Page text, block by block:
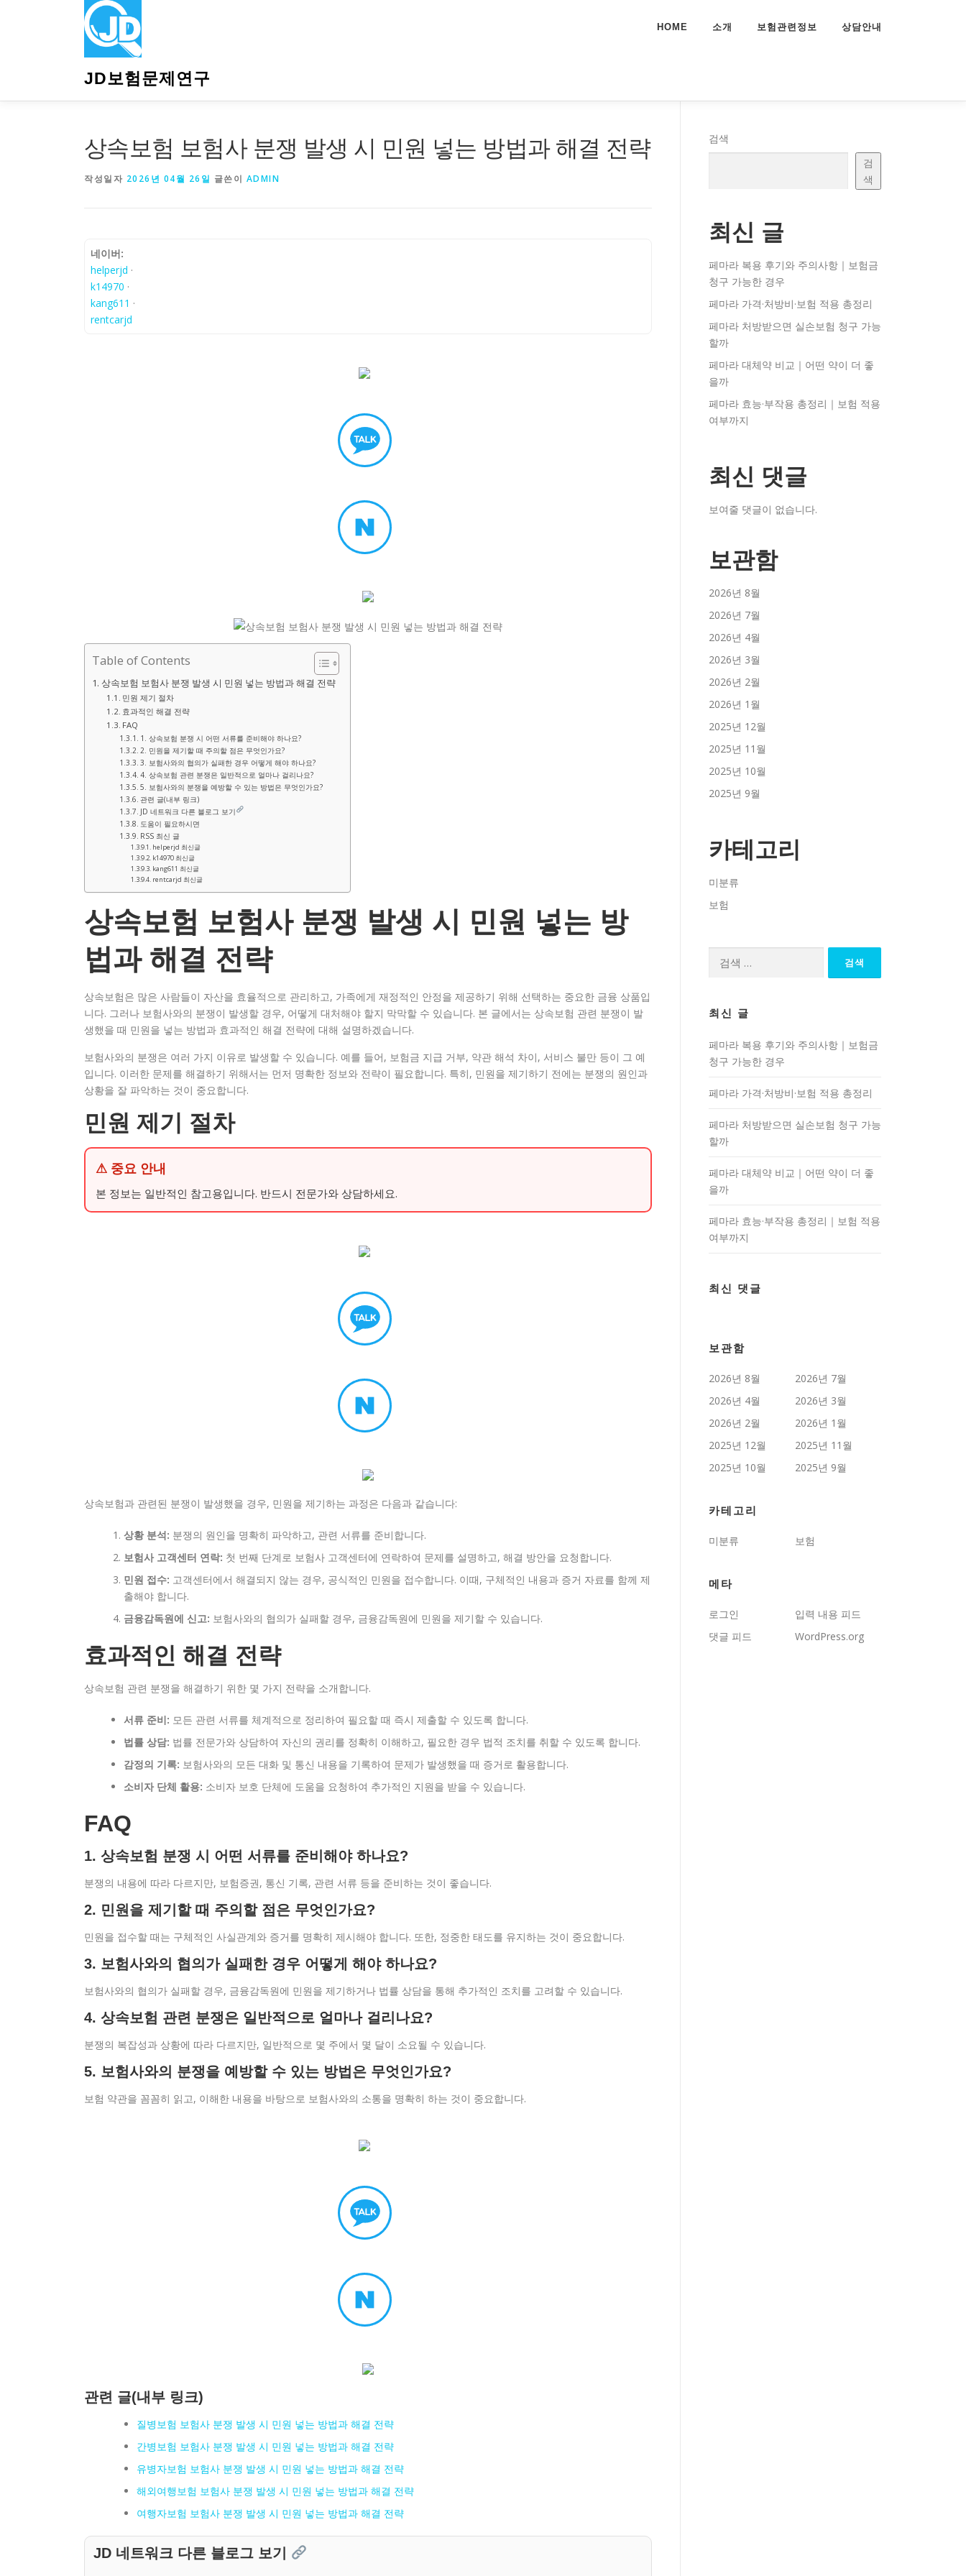
JD보험문제연구
HOME 소개 보험관련정보 상담안내
상속보험 보험사 분쟁 발생 시 민원 넣는 방법과 해결 전략
작성일자 2026년 04월 26일 글쓴이 ADMIN
네이버:
helperjd ·
k14970 ·
kang611 ·
rentcarjd
Table of Contents
상속보험 보험사 분쟁 발생 시 민원 넣는 방법과 해결 전략
민원 제기 절차
효과적인 해결 전략
FAQ
1. 상속보험 분쟁 시 어떤 서류를 준비해야 하나요?
2. 민원을 제기할 때 주의할 점은 무엇인가요?
3. 보험사와의 협의가 실패한 경우 어떻게 해야 하나요?
4. 상속보험 관련 분쟁은 일반적으로 얼마나 걸리나요?
5. 보험사와의 분쟁을 예방할 수 있는 방법은 무엇인가요?
관련 글(내부 링크)
JD 네트워크 다른 블로그 보기
도움이 필요하시면
RSS 최신 글
helperjd 최신글
k14970 최신글
kang611 최신글
rentcarjd 최신글
상속보험 보험사 분쟁 발생 시 민원 넣는 방
법과 해결 전략
상속보험은 많은 사람들이 자산을 효율적으로 관리하고, 가족에게 재정적인 안정을 제공하기 위해 선택하는 중요한 금융 상품입
니다. 그러나 보험사와의 분쟁이 발생할 경우, 어떻게 대처해야 할지 막막할 수 있습니다. 본 글에서는 상속보험 관련 분쟁이 발
생했을 때 민원을 넣는 방법과 효과적인 해결 전략에 대해 설명하겠습니다.
보험사와의 분쟁은 여러 가지 이유로 발생할 수 있습니다. 예를 들어, 보험금 지급 거부, 약관 해석 차이, 서비스 불만 등이 그 예
입니다. 이러한 문제를 해결하기 위해서는 먼저 명확한 정보와 전략이 필요합니다. 특히, 민원을 제기하기 전에는 분쟁의 원인과
상황을 잘 파악하는 것이 중요합니다.
민원 제기 절차
⚠ 중요 안내
본 정보는 일반적인 참고용입니다. 반드시 전문가와 상담하세요.
상속보험과 관련된 분쟁이 발생했을 경우, 민원을 제기하는 과정은 다음과 같습니다:
상황 분석: 분쟁의 원인을 명확히 파악하고, 관련 서류를 준비합니다.
보험사 고객센터 연락: 첫 번째 단계로 보험사 고객센터에 연락하여 문제를 설명하고, 해결 방안을 요청합니다.
민원 접수: 고객센터에서 해결되지 않는 경우, 공식적인 민원을 접수합니다. 이때, 구체적인 내용과 증거 자료를 함께 제
출해야 합니다.
금융감독원에 신고: 보험사와의 협의가 실패할 경우, 금융감독원에 민원을 제기할 수 있습니다.
효과적인 해결 전략
상속보험 관련 분쟁을 해결하기 위한 몇 가지 전략을 소개합니다.
서류 준비: 모든 관련 서류를 체계적으로 정리하여 필요할 때 즉시 제출할 수 있도록 합니다.
법률 상담: 법률 전문가와 상담하여 자신의 권리를 정확히 이해하고, 필요한 경우 법적 조치를 취할 수 있도록 합니다.
감정의 기록: 보험사와의 모든 대화 및 통신 내용을 기록하여 문제가 발생했을 때 증거로 활용합니다.
소비자 단체 활용: 소비자 보호 단체에 도움을 요청하여 추가적인 지원을 받을 수 있습니다.
FAQ
1. 상속보험 분쟁 시 어떤 서류를 준비해야 하나요?
분쟁의 내용에 따라 다르지만, 보험증권, 통신 기록, 관련 서류 등을 준비하는 것이 좋습니다.
2. 민원을 제기할 때 주의할 점은 무엇인가요?
민원을 접수할 때는 구체적인 사실관계와 증거를 명확히 제시해야 합니다. 또한, 정중한 태도를 유지하는 것이 중요합니다.
3. 보험사와의 협의가 실패한 경우 어떻게 해야 하나요?
보험사와의 협의가 실패할 경우, 금융감독원에 민원을 제기하거나 법률 상담을 통해 추가적인 조치를 고려할 수 있습니다.
4. 상속보험 관련 분쟁은 일반적으로 얼마나 걸리나요?
분쟁의 복잡성과 상황에 따라 다르지만, 일반적으로 몇 주에서 몇 달이 소요될 수 있습니다.
5. 보험사와의 분쟁을 예방할 수 있는 방법은 무엇인가요?
보험 약관을 꼼꼼히 읽고, 이해한 내용을 바탕으로 보험사와의 소통을 명확히 하는 것이 중요합니다.
관련 글(내부 링크)
질병보험 보험사 분쟁 발생 시 민원 넣는 방법과 해결 전략
간병보험 보험사 분쟁 발생 시 민원 넣는 방법과 해결 전략
유병자보험 보험사 분쟁 발생 시 민원 넣는 방법과 해결 전략
해외여행보험 보험사 분쟁 발생 시 민원 넣는 방법과 해결 전략
여행자보험 보험사 분쟁 발생 시 민원 넣는 방법과 해결 전략
JD 네트워크 다른 블로그 보기
검색
검
색
최신 글
페마라 복용 후기와 주의사항｜보험금
청구 가능한 경우
페마라 가격·처방비·보험 적용 총정리
페마라 처방받으면 실손보험 청구 가능
할까
페마라 대체약 비교｜어떤 약이 더 좋
을까
페마라 효능·부작용 총정리｜보험 적용
여부까지
최신 댓글
보여줄 댓글이 없습니다.
보관함
2026년 8월
2026년 7월
2026년 4월
2026년 3월
2026년 2월
2026년 1월
2025년 12월
2025년 11월
2025년 10월
2025년 9월
카테고리
미분류
보험
최신 글
페마라 복용 후기와 주의사항｜보험금
청구 가능한 경우
페마라 가격·처방비·보험 적용 총정리
페마라 처방받으면 실손보험 청구 가능
할까
페마라 대체약 비교｜어떤 약이 더 좋
을까
페마라 효능·부작용 총정리｜보험 적용
여부까지
최신 댓글
보관함
2026년 8월
2026년 7월
2026년 4월
2026년 3월
2026년 2월
2026년 1월
2025년 12월
2025년 11월
2025년 10월
2025년 9월
카테고리
미분류 보험
메타
로그인
입력 내용 피드
댓글 피드
WordPress.org